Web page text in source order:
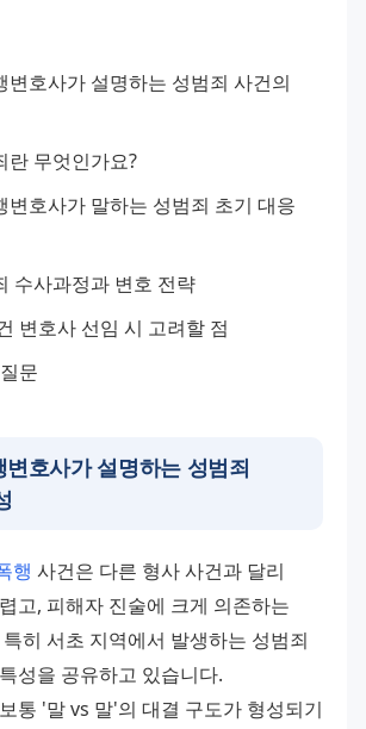
변호사가 설명하는 성범죄 사건의
란 무엇인가요?
변호사가 말하는 성범죄 초기 대응
수사과정과 변호 전략
변호사 선임 시 고려할 점
문
호사가 설명하는 성범죄
행 사건은 다른 형사 사건과 달리
고, 피해자 진술에 크게 의존하는
히 서초 지역에서 발생하는 성범죄
성을 공유하고 있습니다.
통 '말 vs 말'의 대결 구도가 형성되기